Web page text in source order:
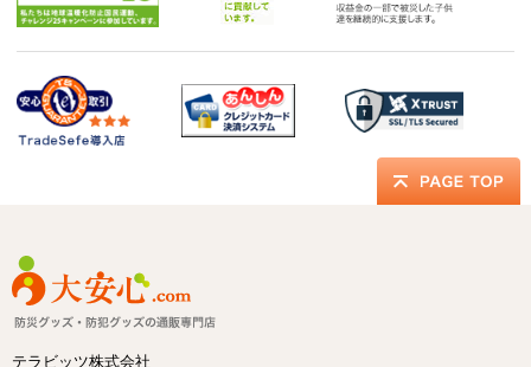
テラビッツ株式会社